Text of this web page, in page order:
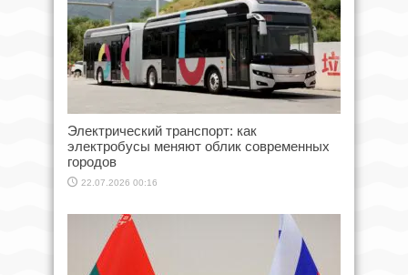
Электрический транспорт: как
электробусы меняют облик современных
городов
22.07.2026 00:16